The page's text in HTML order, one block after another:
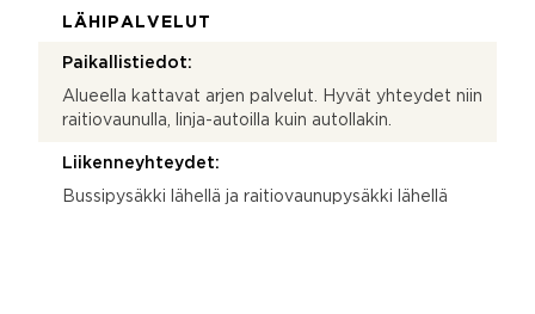
LÄHIPALVELUT
Paikallistiedot:
Alueella kattavat arjen palvelut. Hyvät yhteydet niin
raitiovaunulla, linja-autoilla kuin autollakin.
Liikenneyhteydet:
Bussipysäkki lähellä ja raitiovaunupysäkki lähellä